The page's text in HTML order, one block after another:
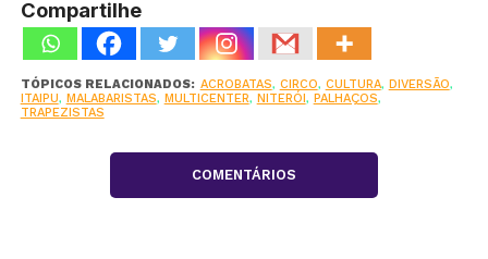
Compartilhe
TÓPICOS RELACIONADOS: ACROBATAS, CIRCO, CULTURA, DIVERSÃO,
ITAIPU, MALABARISTAS, MULTICENTER, NITERÓI, PALHAÇOS,
TRAPEZISTAS
COMENTÁRIOS